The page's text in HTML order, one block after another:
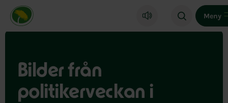
Miljöpartiet de gröna, startsida
Meny
Bilder från
politikerveckan i